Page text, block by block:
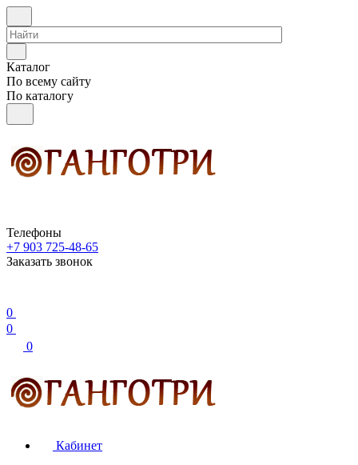
Каталог
По всему сайту
По каталогу
Телефоны
+7 903 725-48-65
Заказать звонок
0
0
0
Кабинет